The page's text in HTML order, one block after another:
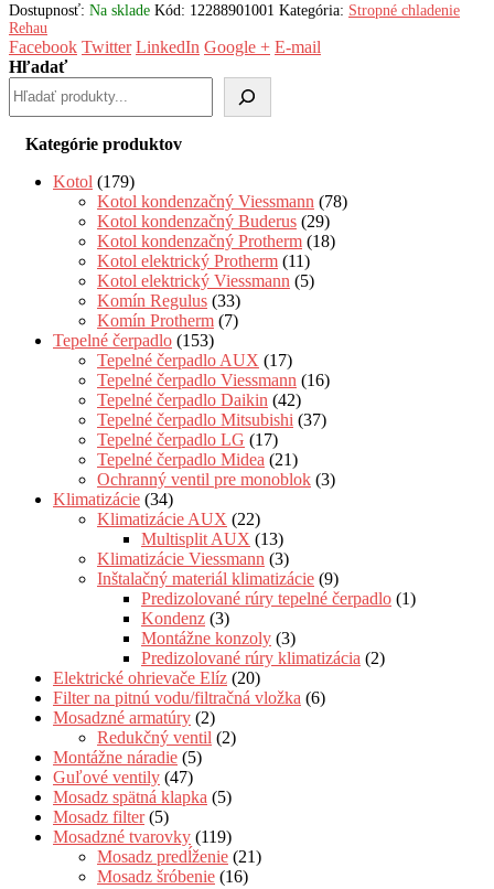
Dostupnosť: Na sklade Kód: 12288901001 Kategória: Stropné chladenie
Rehau
Facebook Twitter LinkedIn Google + E-mail
Hľadať
Kategórie produktov
Kotol (179)
Kotol kondenzačný Viessmann (78)
Kotol kondenzačný Buderus (29)
Kotol kondenzačný Protherm (18)
Kotol elektrický Protherm (11)
Kotol elektrický Viessmann (5)
Komín Regulus (33)
Komín Protherm (7)
Tepelné čerpadlo (153)
Tepelné čerpadlo AUX (17)
Tepelné čerpadlo Viessmann (16)
Tepelné čerpadlo Daikin (42)
Tepelné čerpadlo Mitsubishi (37)
Tepelné čerpadlo LG (17)
Tepelné čerpadlo Midea (21)
Ochranný ventil pre monoblok (3)
Klimatizácie (34)
Klimatizácie AUX (22)
Multisplit AUX (13)
Klimatizácie Viessmann (3)
Inštalačný materiál klimatizácie (9)
Predizolované rúry tepelné čerpadlo (1)
Kondenz (3)
Montážne konzoly (3)
Predizolované rúry klimatizácia (2)
Elektrické ohrievače Elíz (20)
Filter na pitnú vodu/filtračná vložka (6)
Mosadzné armatúry (2)
Redukčný ventil (2)
Montážne náradie (5)
Guľové ventily (47)
Mosadz spätná klapka (5)
Mosadz filter (5)
Mosadzné tvarovky (119)
Mosadz predĺženie (21)
Mosadz šróbenie (16)